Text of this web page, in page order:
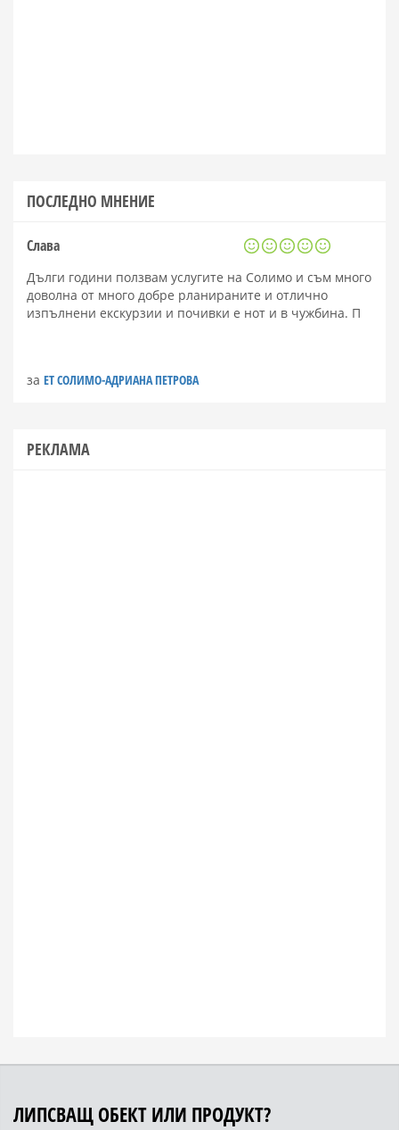
ПОСЛЕДНО МНЕНИЕ
Слава
Дълги години ползвам услугите на Солимо и съм много
доволна от много добре рланираните и отлично
изпълнени екскурзии и почивки е нот и в чужбина. П
за ЕТ СОЛИМО-АДРИАНА ПЕТРОВА
РЕКЛАМА
ЛИПСВАЩ ОБЕКТ ИЛИ ПРОДУКТ?